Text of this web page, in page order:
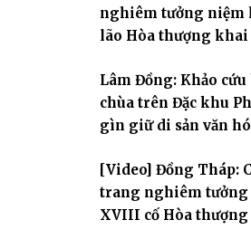
nghiêm tưởng niệm
lão Hòa thượng
Lâm Đồng: Khảo
chùa trên Đặc khu
gìn giữ di sản văn
[Video] Đồng Tháp:
trang nghiêm
XVIII cố Hòa